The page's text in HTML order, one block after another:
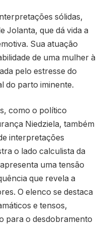
sólidas,
Jolanta, que dá vida a
Sua atuação
de uma mulher à
pelo estresse do
do parto iminente.
como o político
Niedziela, também
interpretações
o lado calculista da
uma tensão
que revela a
O elenco se destaca
e tensos,
para o desdobramento